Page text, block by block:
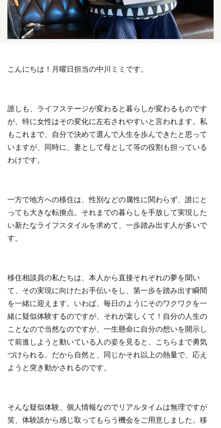
こんにちは！月曜日担当の中川ミミです。
誰しも、ライフステージが変わると暮らしが変わるものです
が、特に女性はその変化に左右されやすいと言われます。私
もこれまで、自分で決めて選んで人生を歩んできたと思って
いますが、同時に、妻として母として等の役割も担っている
わけです。
一方で地方への移住は、性別などの属性に関わらず、誰にと
っても大きな転換点。それまでの暮らしを手放して実現した
い新たなライフスタイルを求めて、一歩踏み出す人が多いで
す。
移住相談員の私たちは、本人から直接それぞれの夢を聞い
て、その実現に向けたお手伝いをし、第一歩を踏み出す瞬間
を一緒に迎えます。いわば、毎日のようにそのワクワクを一
緒に疑似体験するのですが、それが楽しくて！自分の人生の
ことなので当然なのですが、一生懸命に自分の想いを開示し
て前進しようと動いている人の姿を見ると、こちらまで勇気
づけられる。だから自然と、同じかそれ以上の熱量で、応え
ようと突き動かされるのです。
そんな疑似体験、個人情報なのでリアルタイムは無理ですが
笑、体験談から感じ取ってもらう機会をご用意しました。移